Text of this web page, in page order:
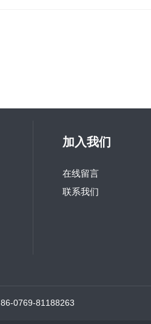
加入我们
在线留言
联系我们
0769-81188263